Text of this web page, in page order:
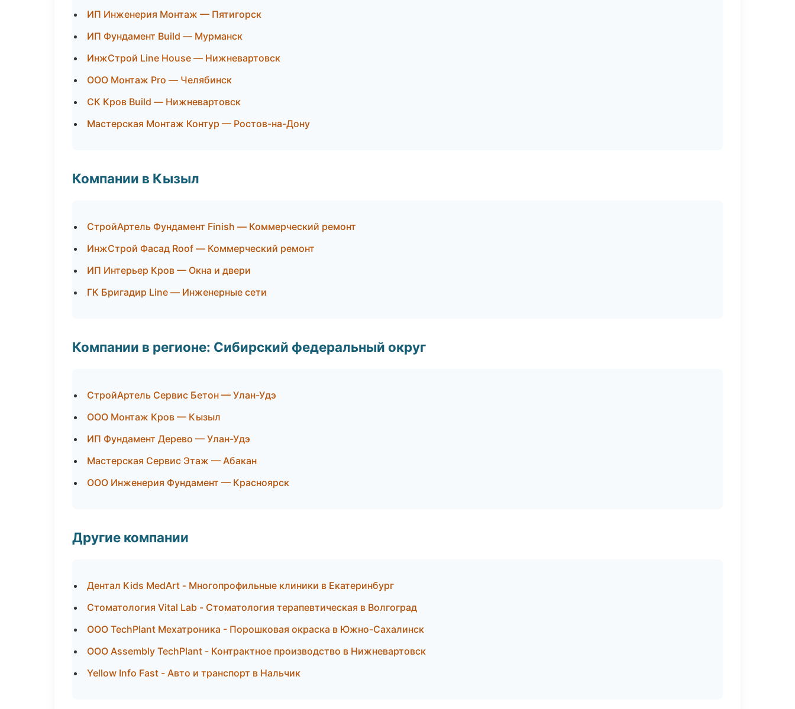
ИП Инженерия Монтаж — Пятигорск
ИП Фундамент Build — Мурманск
ИнжСтрой Line House — Нижневартовск
ООО Монтаж Pro — Челябинск
СК Кров Build — Нижневартовск
Мастерская Монтаж Контур — Ростов-на-Дону
Компании в Кызыл
СтройАртель Фундамент Finish — Коммерческий ремонт
ИнжСтрой Фасад Roof — Коммерческий ремонт
ИП Интерьер Кров — Окна и двери
ГК Бригадир Line — Инженерные сети
Компании в регионе: Сибирский федеральный округ
СтройАртель Сервис Бетон — Улан-Удэ
ООО Монтаж Кров — Кызыл
ИП Фундамент Дерево — Улан-Удэ
Мастерская Сервис Этаж — Абакан
ООО Инженерия Фундамент — Красноярск
Другие компании
Дентал Kids MedArt - Многопрофильные клиники в Екатеринбург
Стоматология Vital Lab - Стоматология терапевтическая в Волгоград
ООО TechPlant Мехатроника - Порошковая окраска в Южно-Сахалинск
ООО Assembly TechPlant - Контрактное производство в Нижневартовск
Yellow Info Fast - Авто и транспорт в Нальчик